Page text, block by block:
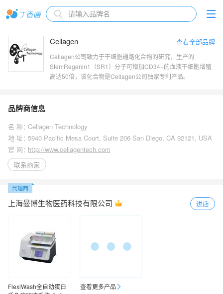
Cellagen 查看全部品牌
Cellagen公司致力于干细胞通路化合物的研究，生产的
StemRegenin1（SR1）分子可增加CD34+的血液干细胞增殖
高达50倍，该化合物是Cellagen公司独家专利产品。
品牌商信息
名 称：Cellagen Technology
地 址：5940 Pacific Mesa Court, Suite 206 San Diego, CA 92121, USA
官 网：http://www.cellagentech.com
联系商家
上海曼博生物医药科技有限公司 进店
FlexiWash全自动蛋白
查看更多产品